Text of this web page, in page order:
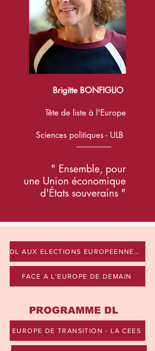
Brigitte BONFIGLIO
Tête de liste à l'Europe
Sciences politiques - ULB
------------------
" Ensemble, pour
une Union économique
d'États souverains "
DL AUX ELECTIONS EUROPEENNES 2024
FACE A L'EUROPE DE DEMAIN
PROGRAMME DL
EUROPE DE TRANSITION - LA CEES